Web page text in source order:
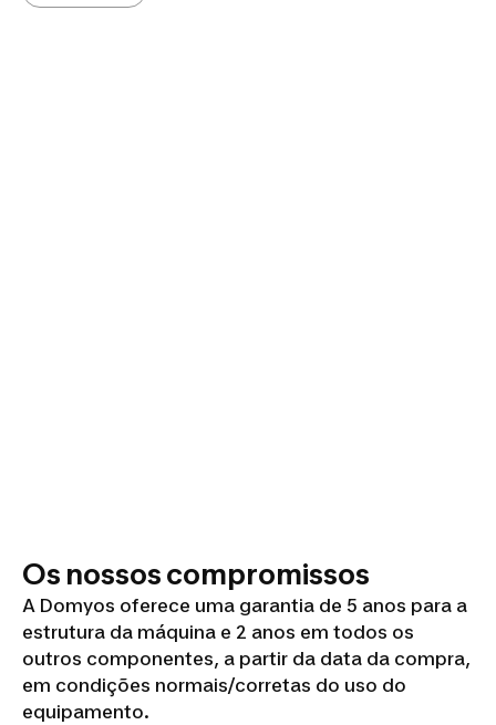
Os nossos compromissos
A Domyos oferece uma garantia de 5 anos para a
estrutura da máquina e 2 anos em todos os
outros componentes, a partir da data da compra,
em condições normais/corretas do uso do
equipamento.